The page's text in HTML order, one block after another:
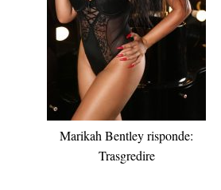
Marikah Bentley risponde:
Trasgredire